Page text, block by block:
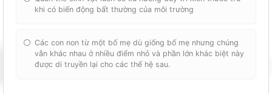
khi có biến động bất thường của môi trường
Các con non từ một bố mẹ dù giống bố mẹ nhưng chúng
vẫn khác nhau ở nhiều điểm nhỏ và phần lớn khác biệt này
được di truyền lại cho các thế hệ sau.